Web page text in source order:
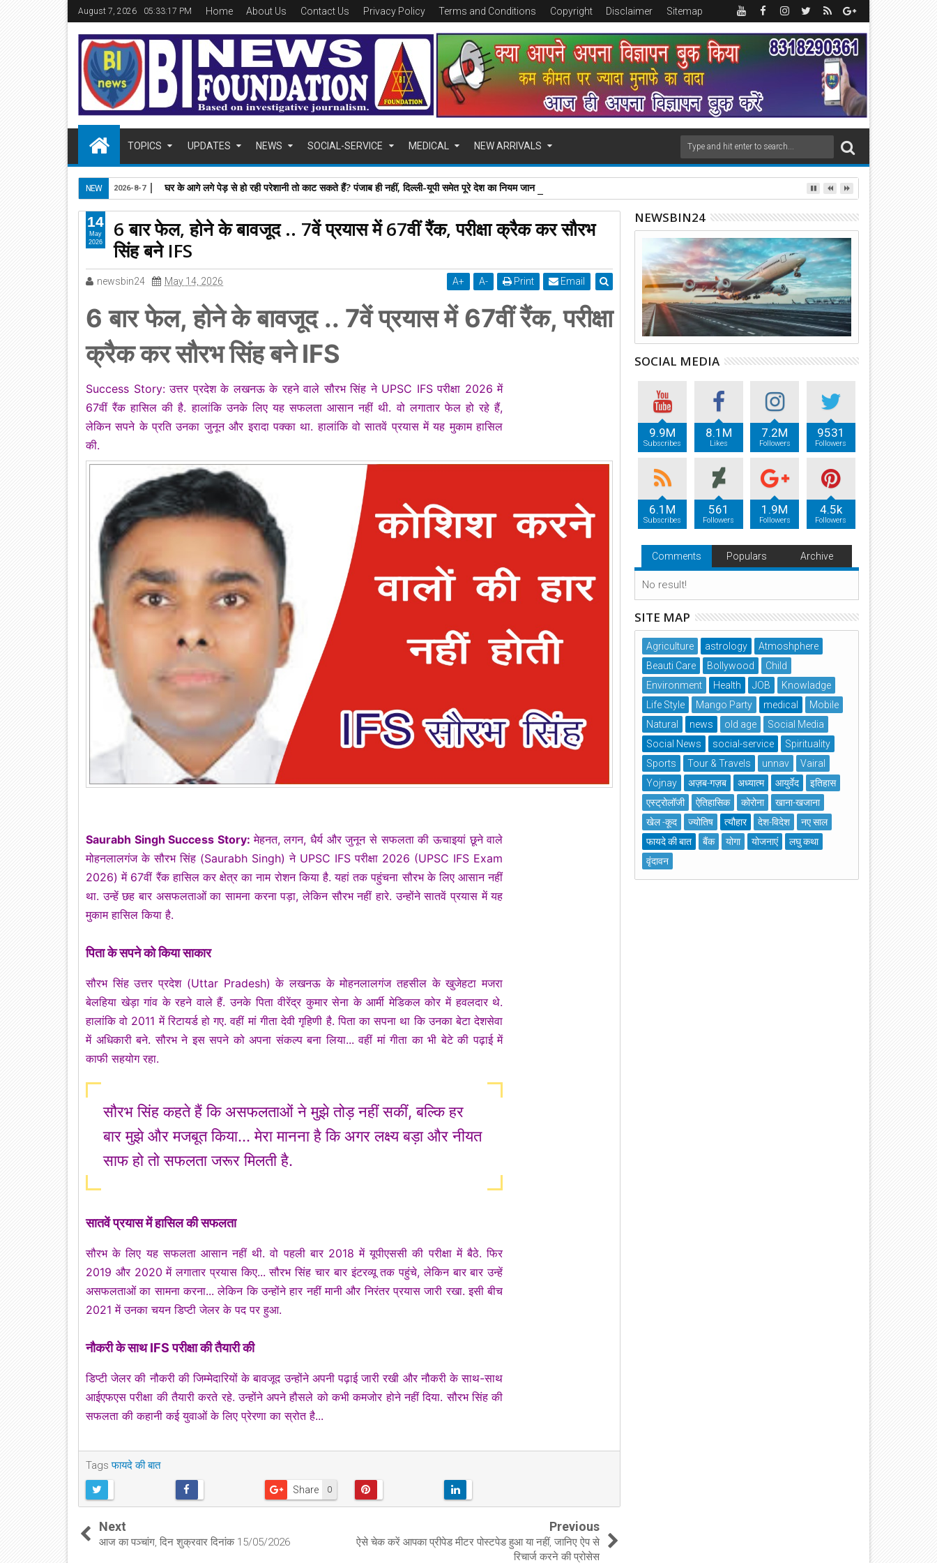
August 7, 2026 05:33:18 PM Home About Us Contact Us Privacy Policy Terms and Conditions Copyright Disclaimer Sitemap
TOPICS UPDATES NEWS SOCIAL-SERVICE MEDICAL NEW ARRIVALS
NEW घर के आगे लगे पेड़ से हो रही परेशानी तो काट सकते हैं? पंजाब ही नहीं, दिल्‍ली-यूपी समेत पूरे देश का नियम जान लें
2026-8-7
6 बार फेल, होने के बावजूद .. 7वें प्रयास में 67वीं रैंक, परीक्षा क्रैक कर सौरभ
सिंह बने IFS
newsbin24 May 14, 2026 A+ A- Print Email
6 बार फेल, होने के बावजूद .. 7वें प्रयास में 67वीं रैंक, परीक्षा
क्रैक कर सौरभ सिंह बनेIFS
Success Story: उत्तर प्रदेश के लखनऊ के रहने वाले सौरभ सिंह ने UPSC IFS परीक्षा 2026 में
67वीं रैंक हासिल की है. हालांकि उनके लिए यह सफलता आसान नहीं थी. वो लगातार फेल हो रहे हैं,
लेकिन सपने के प्रति उनका जुनून और इरादा पक्का था. हालांकि वो सातवें प्रयास में यह मुकाम हासिल
की.
Saurabh Singh Success Story:मेहनत, लगन, धैर्य और जुनून से सफलता की ऊचाइयां छूने वाले
मोहनलालगंज के सौरभ सिंह (Saurabh Singh) ने UPSC IFS परीक्षा 2026 (UPSC IFS Exam
2026) में 67वीं रैंक हासिल कर क्षेत्र का नाम रोशन किया है. यहां तक पहुंचना सौरभ के लिए आसान नहीं
था. उन्हें छह बार असफलताओं का सामना करना पड़ा, लेकिन सौरभ नहीं हारे. उन्होंने सातवें प्रयास में यह
मुकाम हासिल किया है.
पिता के सपने को किया साकार
सौरभ सिंह उत्तर प्रदेश (Uttar Pradesh) के लखनऊ के मोहनलालगंज तहसील के खुजेहटा मजरा
बेलहिया खेड़ा गांव के रहने वाले हैं. उनके पिता वीरेंद्र कुमार सेना के आर्मी मेडिकल कोर में हवलदार थे.
हालांकि वो 2011 में रिटायर्ड हो गए. वहीं मां गीता देवी गृहिणी है. पिता का सपना था कि उनका बेटा देशसेवा
में अधिकारी बने. सौरभ ने इस सपने को अपना संकल्प बना लिया... वहीं मां गीता का भी बेटे की पढ़ाई में
काफी सहयोग रहा.
सौरभ सिंह कहते हैं कि असफलताओं ने मुझे तोड़ नहीं सकीं, बल्कि हर
बार मुझे और मजबूत किया... मेरा मानना है कि अगर लक्ष्य बड़ा और नीयत
साफ हो तो सफलता जरूर मिलती है.
सातवें प्रयास में हासिल की सफलता
सौरभ के लिए यह सफलता आसान नहीं थी. वो पहली बार 2018 में यूपीएससी की परीक्षा में बैठे. फिर
2019 और 2020 में लगातार प्रयास किए... सौरभ सिंह चार बार इंटरव्यू तक पहुंचे, लेकिन बार बार उन्हें
असफलताओं का सामना करना... लेकिन कि उन्होंने हार नहीं मानी और निरंतर प्रयास जारी रखा. इसी बीच
2021 में उनका चयन डिप्टी जेलर के पद पर हुआ.
नौकरी के साथ IFS परीक्षा की तैयारी की
डिप्टी जेलर की नौकरी की जिम्मेदारियों के बावजूद उन्होंने अपनी पढ़ाई जारी रखी और नौकरी के साथ-साथ
आईएफएस परीक्षा की तैयारी करते रहे. उन्होंने अपने हौसले को कभी कमजोर होने नहीं दिया. सौरभ सिंह की
सफलता की कहानी कई युवाओं के लिए प्रेरणा का स्रोत है...
Tagsफायदे की बात
0
Share
14
May
2026
Next
आज का पञ्चांग, दिन शुक्रवार दिनांक 15/05/2026
Previous
ऐसे चेक करें आपका प्रीपेड मीटर पोस्टपेड हुआ या नहीं, जानिए ऐप से
रिचार्ज करने की प्रोसेस
NEWSBIN24
SOCIAL MEDIA
9.9M
Subscribes
8.1M
Likes
7.2M
Followers
9531
Followers
6.1M
Subscribes
561
Followers
1.9M
Followers
4.5k
Followers
Comments Populars Archive
No result!
SITE MAP
Agriculture astrology
Atmoshphere
Beauti Care
Bollywood
Child
Environment
Health JOB
Knowladge
Life Style
Mango Party medical
Mobile
Natural
news old age
Social Media
Social News
social-service
Spirituality
Sports
Tour & Travels unnav
Vairal
Yojnay
अज़ब-गज़ब अध्यात्म आयुर्वेद
इतिहास
एस्ट्रोलॉजी
ऐतिहासिक कोरोना
खाना-खजाना
खेल -कूद
ज्योतिष त्यौहार देश-विदेश
नए साल
फायदे की बात
बैंक योगा योजनाएं
लघु कथा
वृंदावन